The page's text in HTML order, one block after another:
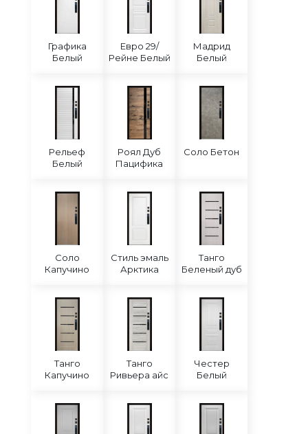
Графика
Белый
Евро 29/
Рейне Белый
Мадрид
Белый
Рельеф
Белый
Роял Дуб
Пацифика
Соло Бетон
Соло
Капучино
Стиль эмаль
Арктика
Танго
Беленый дуб
Танго
Капучино
Танго
Ривьера айс
Честер
Белый